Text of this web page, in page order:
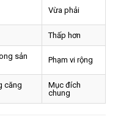
Vừa phải
Thấp hơn
sản
Phạm vi rộng
căng
Mục đích
chung